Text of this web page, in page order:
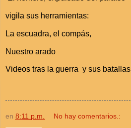
vigila sus herramientas:
La escuadra, el compás,
Nuestro arado
Videos tras la guerra y sus batallas
en 8:11 p.m. No hay comentarios.: